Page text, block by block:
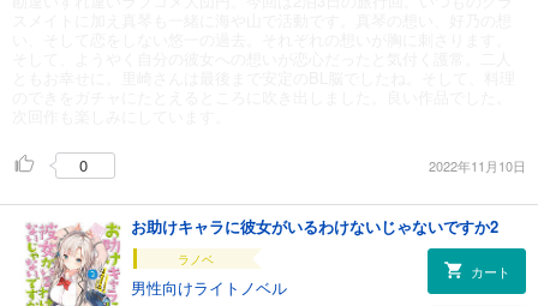
0 2022年11月10日
お助けキャラに彼女がいるわけないじゃないですか2
ラノベ
男性向けライトノベル
カート